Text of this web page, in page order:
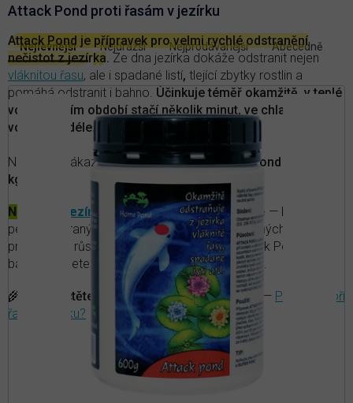
Attack Pond proti řasám v jezírku
Attack Pond je přípravek pro velmi rychlé odstranění
nečistot z jezírka. Ze dna jezírka dokáže odstranit nejen
vláknitou řasu, ale i spadané listí, tlející zbytky rostlin a
pomáhá odstranit i bahno. Účinkuje téměř okamžitě, v teplé
vodě v letním období stačí několik minut, ve chladnější
vodě je to déle.
Nejčastěji zákazníci nakupují variantyAttack Pond 3 kg a
kg
Novinka: Jezírková sadaproti vláknité řase — balíček
pečlivě vybraných bakteriálních přípravků určených k řešení
problémů
s růstem řas. Kromě přípravku Attack Pond v
balíčku najdete také
Kata PondaBacter Pond
🌾 Přečtěte si článek v našem magazínu — Proč se tvoří
řasa v jezírku?
Ř
a
z
e
n
í
r
o
u
k
t
ů
Nejlevnější Nejdražší Nejprodávanější Abecedně
V
ý
p
i
s
p
o
d
k
t
ů